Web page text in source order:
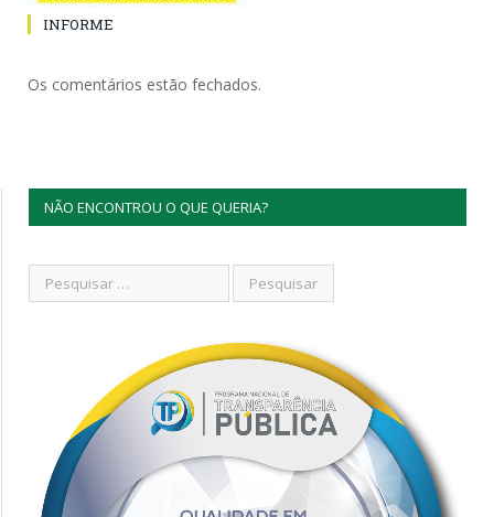
INFORME
Os comentários estão fechados.
NÃO ENCONTROU O QUE QUERIA?